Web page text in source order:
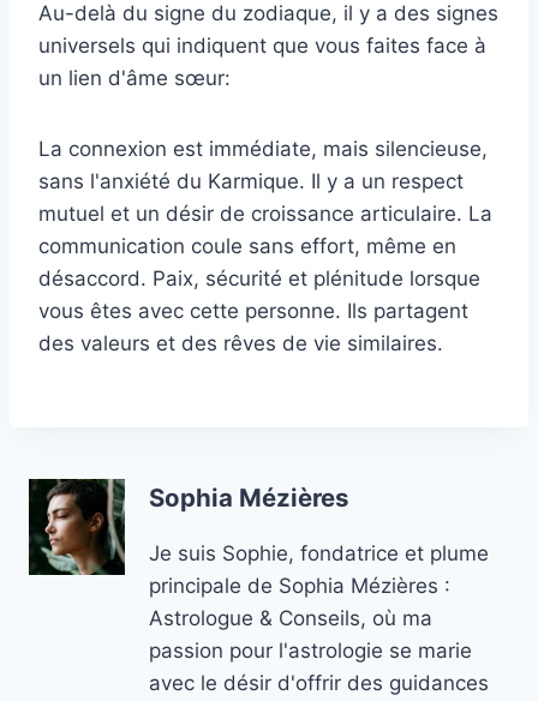
Au-delà du signe du zodiaque, il y a des signes
universels qui indiquent que vous faites face à
un lien d'âme sœur:
La connexion est immédiate, mais silencieuse,
sans l'anxiété du Karmique. Il y a un respect
mutuel et un désir de croissance articulaire. La
communication coule sans effort, même en
désaccord. Paix, sécurité et plénitude lorsque
vous êtes avec cette personne. Ils partagent
des valeurs et des rêves de vie similaires.
Sophia Mézières
Je suis Sophie, fondatrice et plume
principale de Sophia Mézières :
Astrologue & Conseils, où ma
passion pour l'astrologie se marie
avec le désir d'offrir des guidances